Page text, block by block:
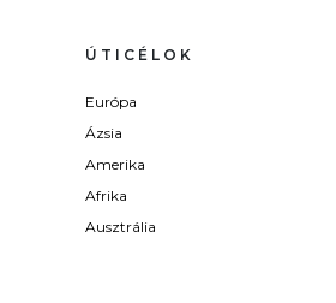
ÚTICÉLOK
Európa
Ázsia
Amerika
Afrika
Ausztrália